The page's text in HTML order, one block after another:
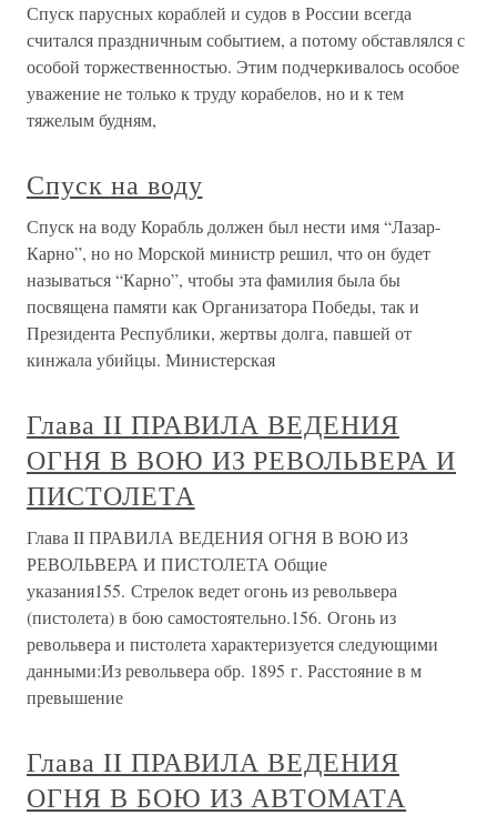
Спуск парусных кораблей и судов в России всегда
считался праздничным событием, а потому обставлялся с
особой торжественностью. Этим подчеркивалось особое
уважение не только к труду корабелов, но и к тем
тяжелым будням,
Спуск на воду
Спуск на воду Корабль должен был нести имя “Лазар-
Карно”, но но Морской министр решил, что он будет
называться “Карно”, чтобы эта фамилия была бы
посвящена памяти как Организатора Победы, так и
Президента Республики, жертвы долга, павшей от
кинжала убийцы. Министерская
Глава II ПРАВИЛА ВЕДЕНИЯ
ОГНЯ В ВОЮ ИЗ РЕВОЛЬВЕРА И
ПИСТОЛЕТА
Глава II ПРАВИЛА ВЕДЕНИЯ ОГНЯ В ВОЮ ИЗ
РЕВОЛЬВЕРА И ПИСТОЛЕТА Общие
указания155. Стрелок ведет огонь из револьвера
(пистолета) в бою самостоятельно.156. Огонь из
револьвера и пистолета характеризуется следующими
данными:Из револьвера обр. 1895 г. Расстояние в м
превышение
Глава II ПРАВИЛА ВЕДЕНИЯ
ОГНЯ В БОЮ ИЗ АВТОМАТА